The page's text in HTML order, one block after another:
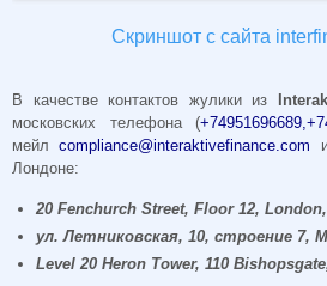
Скриншот с сайта
В качестве контактов жулики из
московских телефона (
мейлcompliance@interaktivefinance.com
Лондоне:
20 Fenchurch Street, Floor 12,
ул. Летниковская, 10, строение 7,
Level 20 Heron Tower, 110